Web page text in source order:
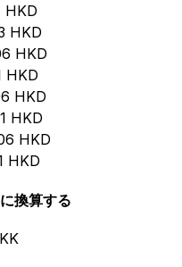
HKD
HKD
HKD
HKD
HKD
HKD
HKD
HKD
換算する